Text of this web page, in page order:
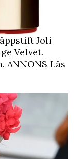
Joli
Velvet.
ANNONS Läs